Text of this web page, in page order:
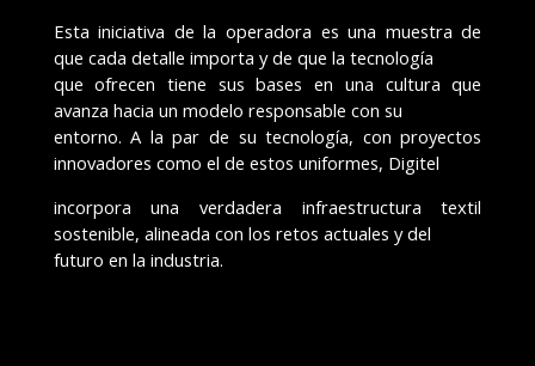
Esta iniciativa de la operadora es una muestra de
que cada detalle importa y de que la tecnología
que ofrecen tiene sus bases en una cultura que
avanza hacia un modelo responsable con su
entorno. A la par de su tecnología, con proyectos
innovadores como el de estos uniformes, Digitel
incorpora una verdadera infraestructura textil
sostenible, alineada con los retos actuales y del
futuro en la industria.